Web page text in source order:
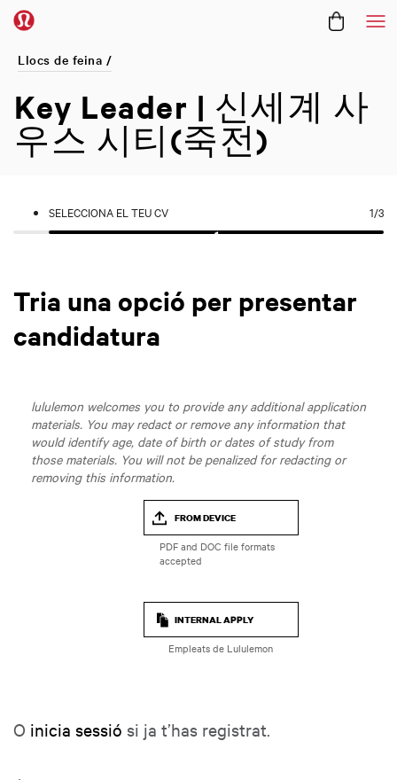
Llocs de feina /
Key Leader | 신세계 사
우스 시티(죽전)
SELECCIONA EL TEU CV 1/3
Tria una opció per presentar
candidatura
lululemon welcomes you to provide any additional application
materials. You may redact or remove any information that
would identify age, date of birth or dates of study from
those materials. You will not be penalized for redacting or
removing this information.
FROM DEVICE
INTERNAL APPLY
Empleats de Lululemon
O inicia sessió si ja t’has registrat.